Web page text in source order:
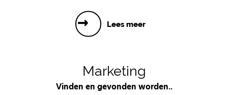
Lees meer
Marketing
Vinden en gevonden worden..